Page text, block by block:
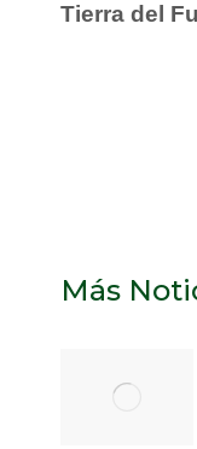
Tierra del
Más